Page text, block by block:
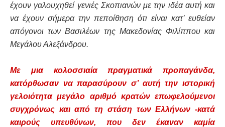
έχουν γαλουχηθεί γενιές Σκοπιανών με την ιδέα αυτή και
να έχουν σήμερα την πεποίθηση ότι είναι κατ’ ευθείαν
απόγονοι των Βασιλέων της Μακεδονίας Φιλίππου και
Μεγάλου Αλεξάνδρου.
Με μια κολοσσιαία πραγματικά προπαγάνδα,
κατόρθωσαν να παρασύρουν σ’ αυτή την ιστορική
γελοιότητα μεγάλο αριθμό κρατών επωφελούμενοι
συγχρόνως και από τη στάση των Ελλήνων -κατά
καιρούς υπευθύνων, που δεν έκαναν καμία